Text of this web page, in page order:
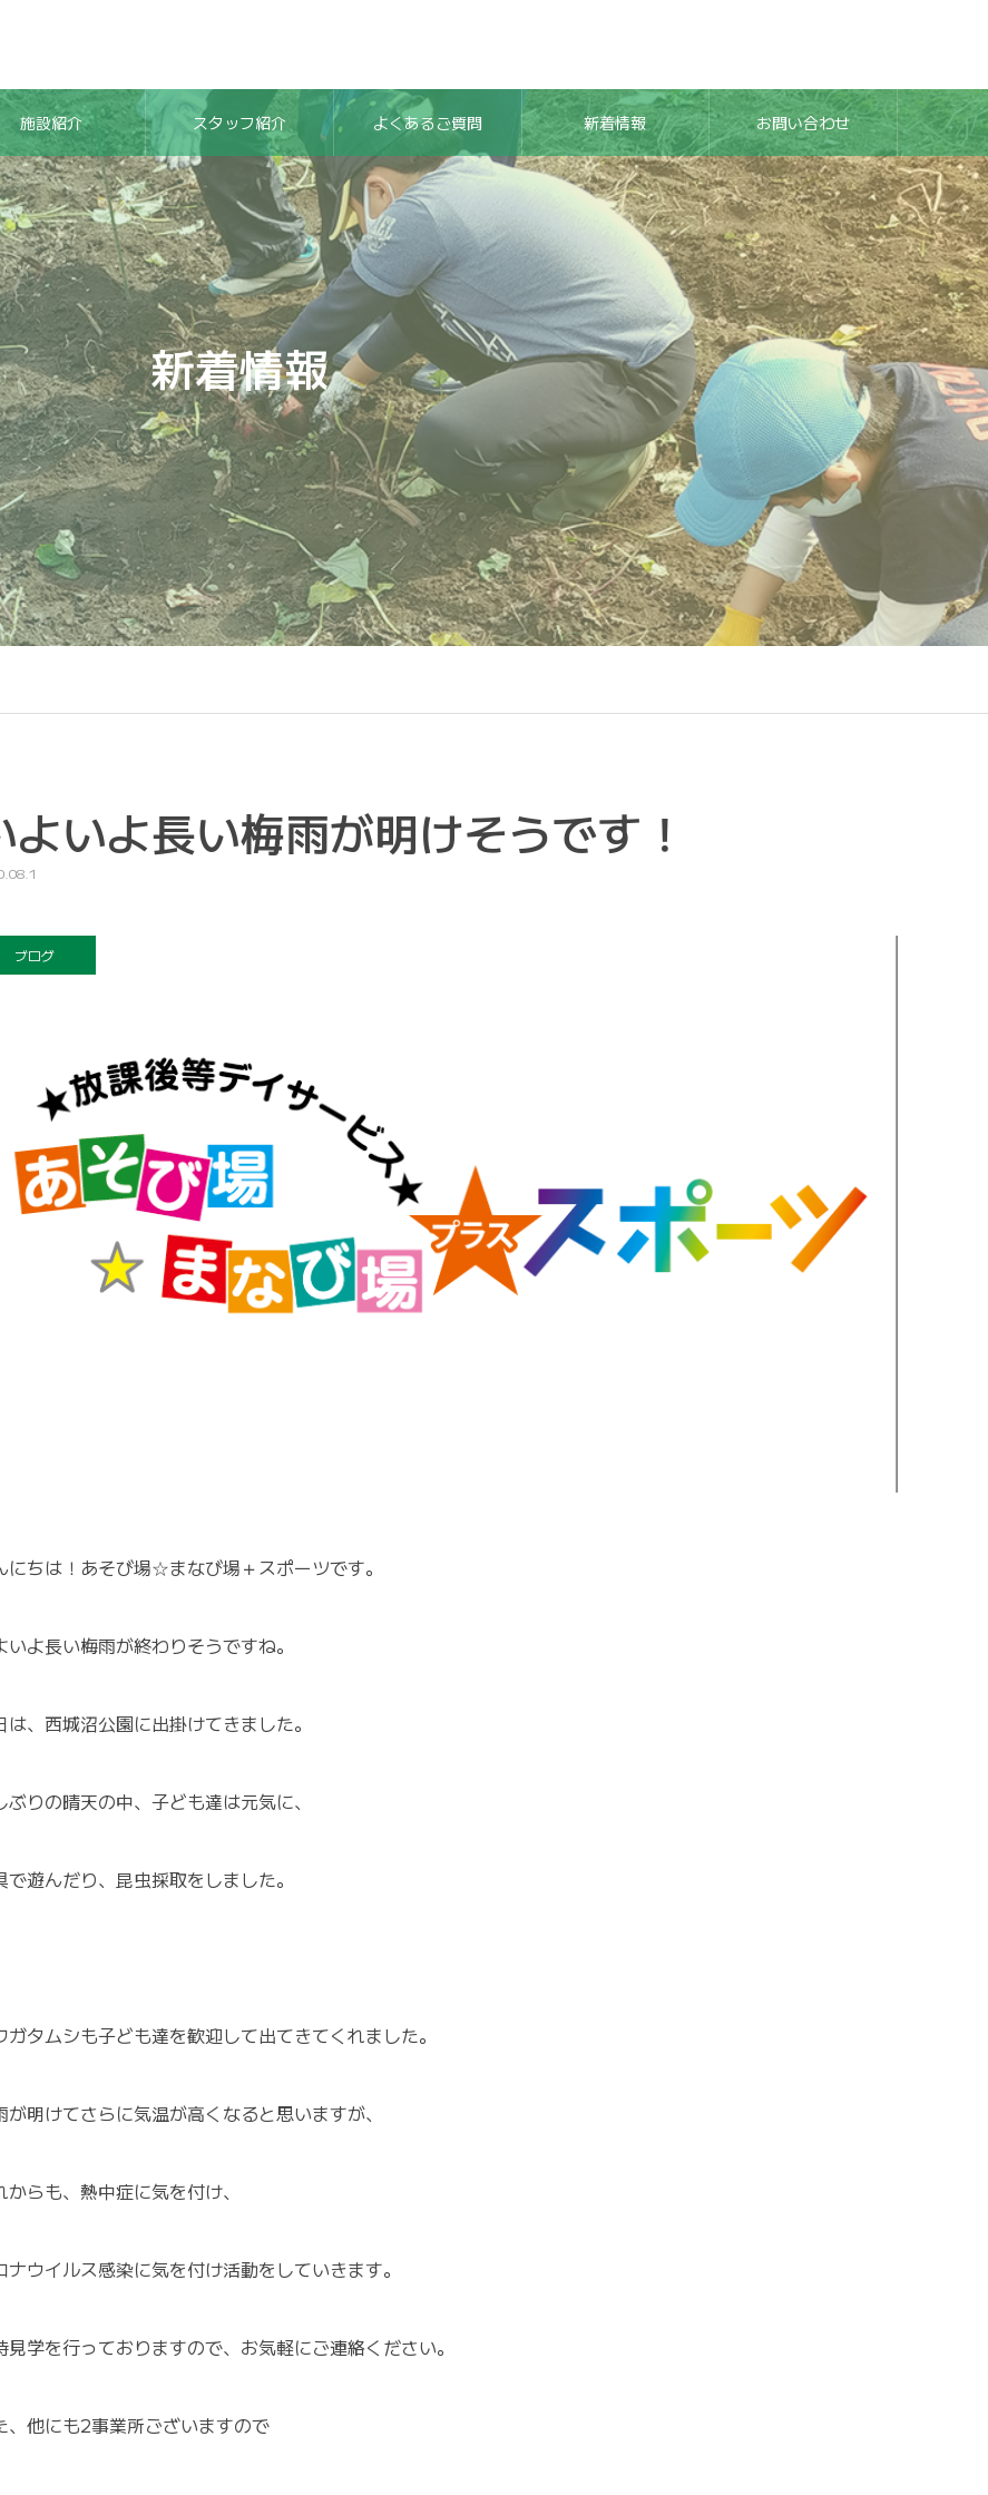
施設紹介 スタッフ紹介 よくあるご質問 新着情報 お問い合わせ
新着情報
よいよ長い梅雨が明けそうです！
ブログ
にちは！あそび場☆まなび場＋スポーツです。
いよ長い梅雨が終わりそうですね。
は、西城沼公園に出掛けてきました。
ぶりの晴天の中、子ども達は元気に、
で遊んだり、昆虫採取をしました。
ガタムシも子ども達を歓迎して出てきてくれました。
が明けてさらに気温が高くなると思いますが、
からも、熱中症に気を付け、
ナウイルス感染に気を付け活動をしていきます。
見学を行っておりますので、お気軽にご連絡ください。
、他にも2事業所ございますので